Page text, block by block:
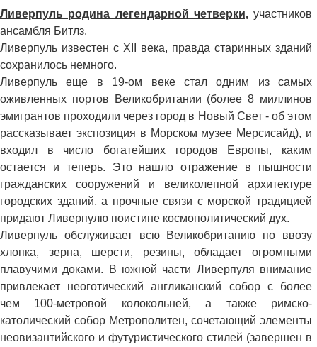
Ливерпуль родина легендарной четверки,участников
ансамбля Битлз.
Ливерпуль известен с XII века, правда старинных зданий
сохранилось немного.
Ливерпуль еще в 19-ом веке стал одним из самых
оживленных портов Великобритании (более 8 миллинов
эмигрантов проходили через город в Новый Свет - об этом
рассказывает экспозиция в Морском музее Мерсисайд), и
входил в число богатейших городов Европы, каким
остается и теперь. Это нашло отражение в пышности
гражданских сооружений и великолепной архитектуре
городских зданий, а прочные связи с морской традицией
придают Ливерпулю поистине космополитический дух.
Ливерпуль обслуживает всю Великобританию по ввозу
хлопка, зерна, шерсти, резины, обладает огромными
плавучими доками. В южной части Ливерпуля внимание
привлекает неоготический англиканский собор с более
чем 100-метровой колокольней, а также римско-
католический собор Метрополитен, сочетающий элементы
неовизантийского и футуристического стилей (завершен в